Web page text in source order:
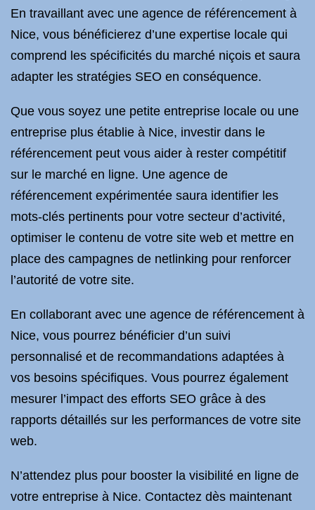
En travaillant avec une agence de référencement à
Nice, vous bénéficierez d’une expertise locale qui
comprend les spécificités du marché niçois et saura
adapter les stratégies SEO en conséquence.
Que vous soyez une petite entreprise locale ou une
entreprise plus établie à Nice, investir dans le
référencement peut vous aider à rester compétitif
sur le marché en ligne. Une agence de
référencement expérimentée saura identifier les
mots-clés pertinents pour votre secteur d’activité,
optimiser le contenu de votre site web et mettre en
place des campagnes de netlinking pour renforcer
l’autorité de votre site.
En collaborant avec une agence de référencement à
Nice, vous pourrez bénéficier d’un suivi
personnalisé et de recommandations adaptées à
vos besoins spécifiques. Vous pourrez également
mesurer l’impact des efforts SEO grâce à des
rapports détaillés sur les performances de votre site
web.
N’attendez plus pour booster la visibilité en ligne de
votre entreprise à Nice. Contactez dès maintenant